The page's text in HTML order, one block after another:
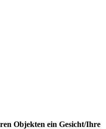
Objekten ein Gesicht/Ihre